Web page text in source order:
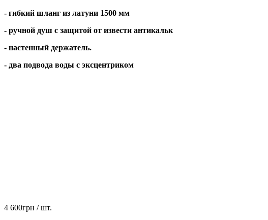
- гибкий шланг из латуни 1500 мм
- ручной душ с защитой от извести антикальк
- настенный держатель.
- два подвода воды с эксцентриком
4 600грн / шт.